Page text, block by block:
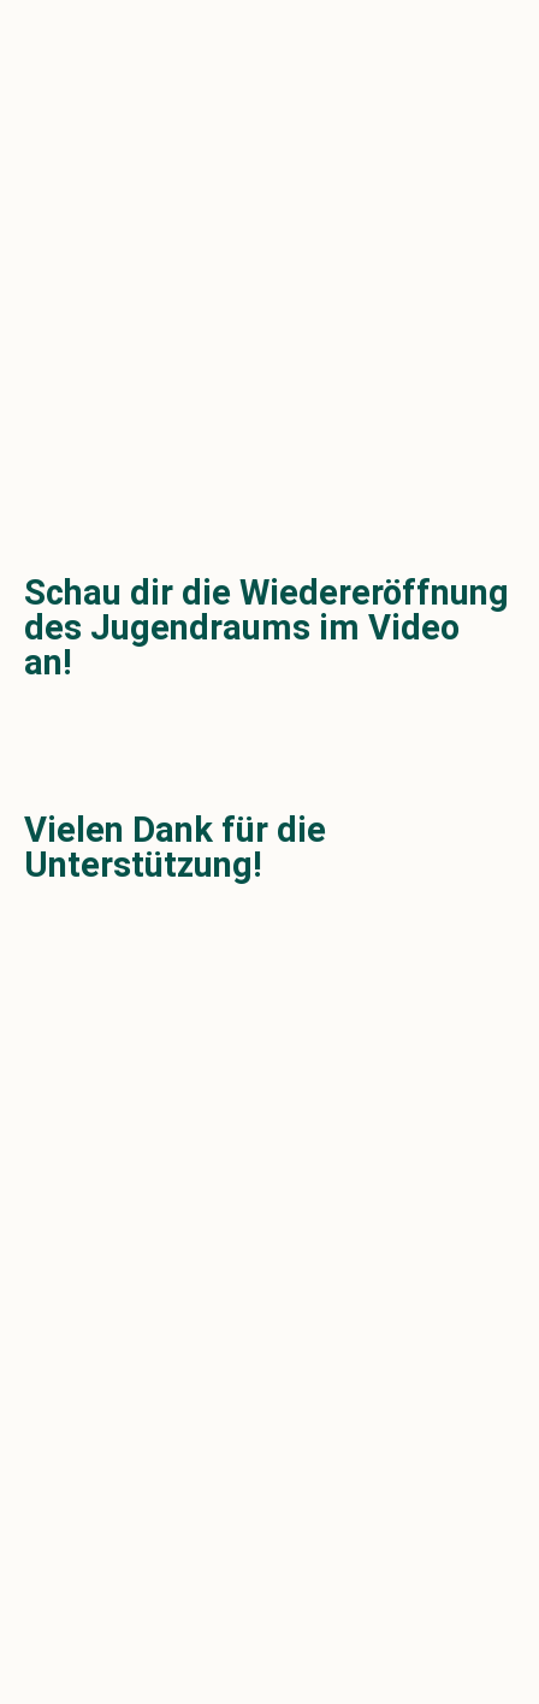
Schau dir die Wiedereröffnung
des Jugendraums im Video
an!
Vielen Dank für die
Unterstützung!